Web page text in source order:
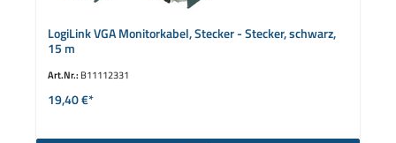
LogiLink VGA Monitorkabel, Stecker - Stecker, schwarz,
15 m
Art.Nr.: B11112331
19,40 €*